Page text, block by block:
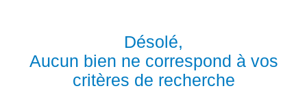
AGENCE
Désolé,
Aucun bien ne correspond à vos
critères de recherche